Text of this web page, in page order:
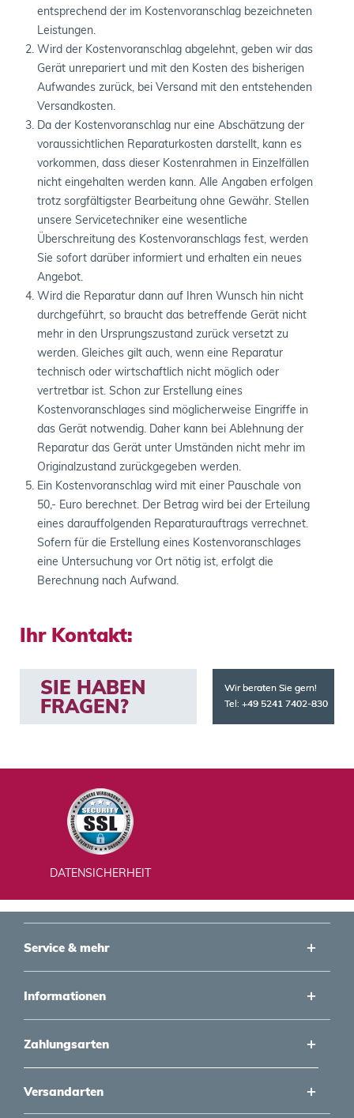
entsprechend der im Kostenvoranschlag bezeichneten
Leistungen.
Wird der Kostenvoranschlag abgelehnt, geben wir das
Gerät unrepariert und mit den Kosten des bisherigen
Aufwandes zurück, bei Versand mit den entstehenden
Versandkosten.
Da der Kostenvoranschlag nur eine Abschätzung der
voraussichtlichen Reparaturkosten darstellt, kann es
vorkommen, dass dieser Kostenrahmen in Einzelfällen
nicht eingehalten werden kann. Alle Angaben erfolgen
trotz sorgfältigster Bearbeitung ohne Gewähr. Stellen
unsere Servicetechniker eine wesentliche
Überschreitung des Kostenvoranschlags fest, werden
Sie sofort darüber informiert und erhalten ein neues
Angebot.
Wird die Reparatur dann auf Ihren Wunsch hin nicht
durchgeführt, so braucht das betreffende Gerät nicht
mehr in den Ursprungszustand zurück versetzt zu
werden. Gleiches gilt auch, wenn eine Reparatur
technisch oder wirtschaftlich nicht möglich oder
vertretbar ist. Schon zur Erstellung eines
Kostenvoranschlages sind möglicherweise Eingriffe in
das Gerät notwendig. Daher kann bei Ablehnung der
Reparatur das Gerät unter Umständen nicht mehr im
Originalzustand zurückgegeben werden.
Ein Kostenvoranschlag wird mit einer Pauschale von
50,- Euro berechnet. Der Betrag wird bei der Erteilung
eines darauffolgenden Reparaturauftrags verrechnet.
Sofern für die Erstellung eines Kostenvoranschlages
eine Untersuchung vor Ort nötig ist, erfolgt die
Berechnung nach Aufwand.
SIE HABEN
FRAGEN?
Wir beraten Sie gern!
Tel: +49 5241 7402-830
Ihr Kontakt:
DATENSICHERHEIT
Service & mehr
Informationen
Zahlungsarten
Versandarten